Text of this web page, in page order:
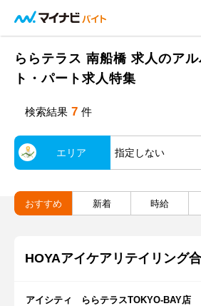
ららテラス 南船橋 求人のア
ト・パート求人特集
検索結果 7 件
エリア 指定しない
おすすめ 新着 時給
HOYAアイケアリテイリング
アイシティ ららテラスTOKYO-BAY店